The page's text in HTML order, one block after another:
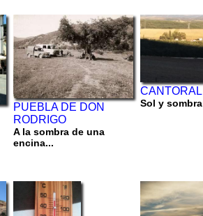
PUEBLA DE DON
RODRIGO
A la sombra de una
encina...
CANTORAL
Sol y sombra